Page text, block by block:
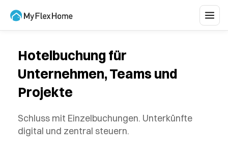
Hotelbuchung für
Unternehmen, Teams und
Projekte
Schluss mit Einzelbuchungen. Unterkünfte
digital und zentral steuern.